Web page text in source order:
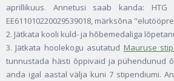
aprillikuus. Annetusi saab kanda: HTG
EE611010220029539018, märksõna
2. Jätkata kooli kuld- ja hõbemedaliga
3. Jätkata hoolekogu asutatud Mauruse
tunnustada hästi õppivaid ja pühendunud
anda igal aastal välja kuni 7 stipendiumi.